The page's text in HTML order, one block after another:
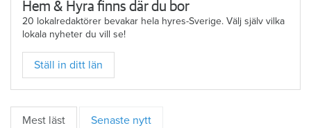
Hem & Hyra finns där du bor
20 lokalredaktörer bevakar hela hyres-Sverige. Välj själv vilka
lokala nyheter du vill se!
Ställ in ditt län
Mest läst Senaste nytt